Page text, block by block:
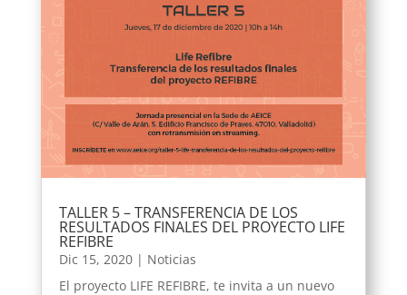
TALLER 5 – TRANSFERENCIA DE LOS
RESULTADOS FINALES DEL PROYECTO LIFE
REFIBRE
Dic 15, 2020| Noticias
El proyecto LIFE REFIBRE, te invita a un nuevo